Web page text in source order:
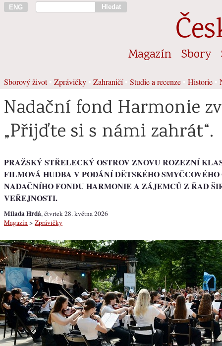
ENG Hledat
Magazín Sbory
Sborový život• Zprávičky Zahraničí• Studie a recenze Historie
Nadační fond Harmonie
„Přijďte si s námi zahrát“.
PRAŽSKÝ STŘELECKÝ OSTROV ZNOVU ROZEZNÍ
FILMOVÁ HUDBA V PODÁNÍ DĚTSKÉHO SMYČCOVÉHO
NADAČNÍHO FONDU HARMONIE A ZÁJEMCŮ Z ŘAD
VEŘEJNOSTI.
Milada Hrdá, čtvrtek 28. května 2026
Magazín > Zprávičky